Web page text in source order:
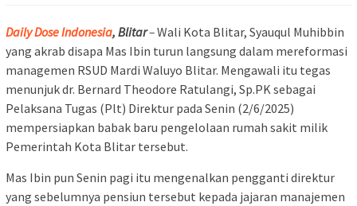
Daily Dose Indonesia, Blitar–Wali Kota Blitar, Syauqul Muhibbin
yang akrab disapa Mas Ibin turun langsung dalam mereformasi
managemen RSUD Mardi Waluyo Blitar. Mengawali itu tegas
menunjuk dr. Bernard Theodore Ratulangi, Sp.PK sebagai
Pelaksana Tugas (Plt) Direktur pada Senin (2/6/2025)
mempersiapkan babak baru pengelolaan rumah sakit milik
Pemerintah Kota Blitar tersebut.
Mas Ibin pun Senin pagi itu mengenalkan pengganti direktur
yang sebelumnya pensiun tersebut kepada jajaran manajemen